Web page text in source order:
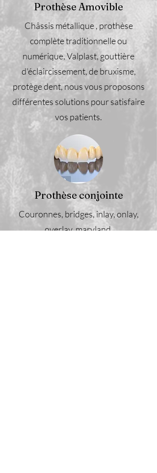
Prothèse Amovible
Châssis métallique , prothèse
complète traditionnelle ou
numérique, Valplast, gouttière
d'éclaircissement, de bruxisme,
protège dent, nous vous proposons
différentes solutions pour satisfaire
vos patients.
Prothèse conjointe
Couronnes, bridges, inlay, onlay,
overlay, maryland,